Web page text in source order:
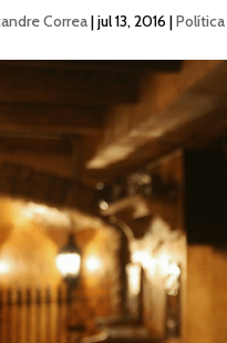
Correa|jul 13, 2016 |Política